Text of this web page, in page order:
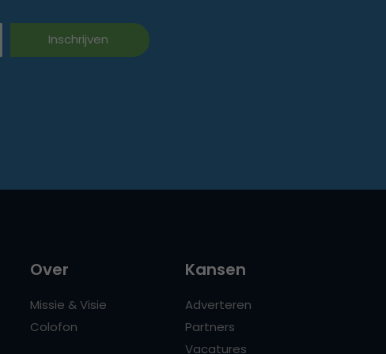
Over
Missie & Visie
Colofon
Kansen
Adverteren
Partners
Vacatures